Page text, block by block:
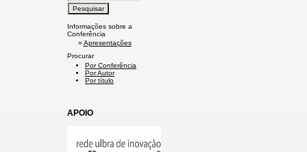
Informações sobre a
Conferência
» Apresentações
Procurar
Por Conferência
Por Autor
Por título
APOIO